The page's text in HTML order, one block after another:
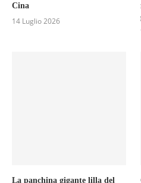
Cina
14 Luglio 2026
La panchina gigante lilla del